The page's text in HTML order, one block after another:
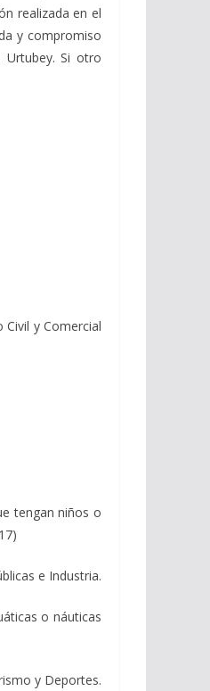
realizada en el
y compromiso
Urtubey. Si otro
y Comercial
tengan niños o
e Industria.
o náuticas
y Deportes.